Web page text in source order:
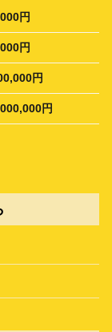
円
円
円
円